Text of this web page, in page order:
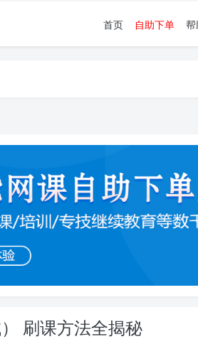
首页 自助下单
接入代刷代考项目3000+
入代刷代考项目3000+
刷课方法全揭秘